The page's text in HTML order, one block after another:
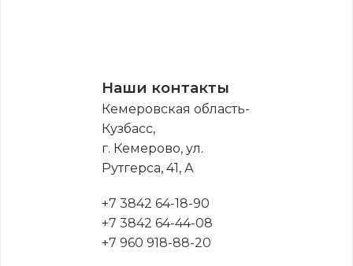
Наши контакты
Кемеровская область-
Кузбасс,
г. Кемерово, ул.
Рутгерса, 41, А
+7 3842 64-18-90
+7 3842 64-44-08
+7 960 918-88-20